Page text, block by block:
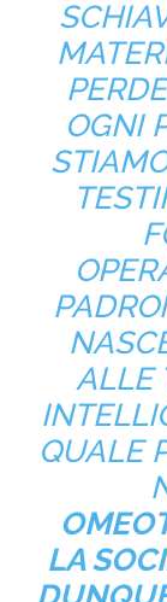
OGNI
ALLE
QUALE
LA